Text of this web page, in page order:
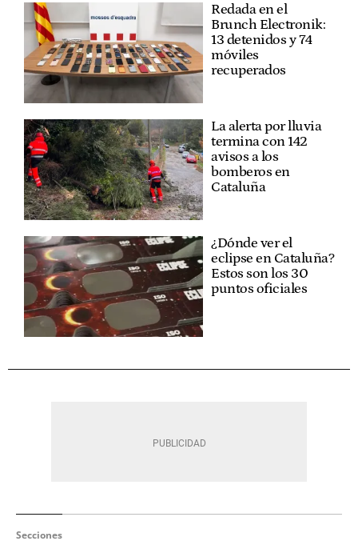
Redada en el
Brunch Electronik:
13 detenidos y 74
móviles
recuperados
La alerta por lluvia
termina con 142
avisos a los
bomberos en
Cataluña
¿Dónde ver el
eclipse en Cataluña?
Estos son los 30
puntos oficiales
Secciones